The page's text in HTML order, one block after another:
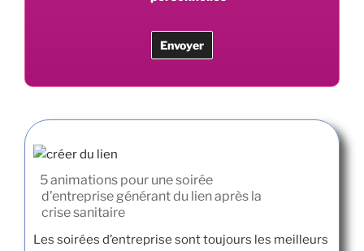
5 animations pour une soirée
d’entreprise générant du lien après la
crise sanitaire
Les soirées d’entreprise sont toujours les meilleurs